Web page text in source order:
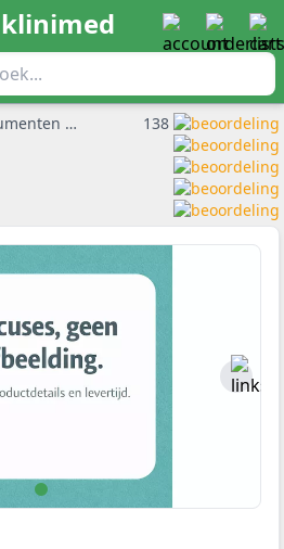
klinimed
» Pincetten»Zepf
138